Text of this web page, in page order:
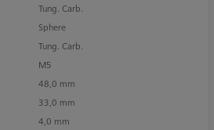
Tung. Carb.
Sphere
Tung. Carb.
M5
48,0 mm
33,0 mm
4,0 mm